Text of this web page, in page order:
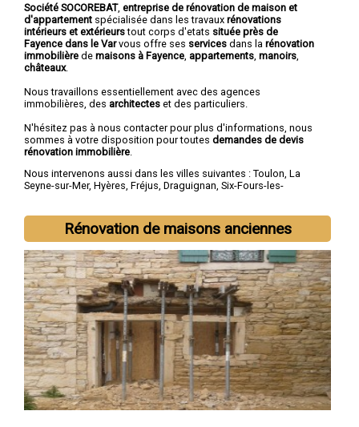
Société SOCOREBAT, entreprise de rénovation de maison et
d'appartement spécialisée dans les travaux rénovations
intérieurs et extérieurstout corps d'etats située près de
Fayence dans le Varvous offre ses services dans la rénovation
immobilière de maisons à Fayence appartements manoirs
châteaux.
Nous travaillons essentiellement avec des agences
immobilières, des architectes et des particuliers.
N'hésitez pas à nous contacter pour plus d'informations, nous
sommes à votre disposition pour toutes demandes de devis
rénovation immobilière
Nous intervenons aussi dans les villes suivantes : Toulon, La
Seyne-sur-Mer, Hyères, Fréjus, Draguignan, Six-Fours-les-
Rénovation de maisons anciennes